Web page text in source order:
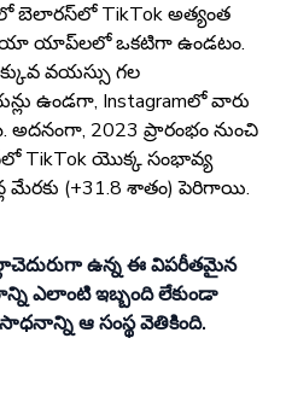
బెలారస్‌లో TikTok అత్యంత
యాప్‌లలో ఒకటిగా ఉండటం.
వయస్సు గల
ఉండగా, Instagram‌లో వారు
2023 ప్రారంభం నుంచి
TikTok యొక్క సంభావ్య
మేరకు (+31.8 శాతం) పెరిగాయి.
ఉన్న ఈ విపరీతమైన
ఇబ్బంది లేకుండా
ఆ సంస్థ వెతికింది.